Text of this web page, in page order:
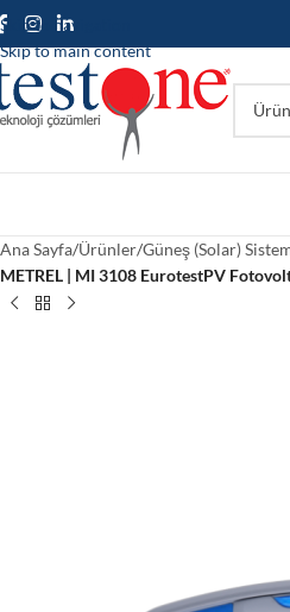
Skip to navigation
Skip to main content
Ana Sayfa/Ürünler/Güneş (Solar)
METREL | MI 3108 EurotestPV